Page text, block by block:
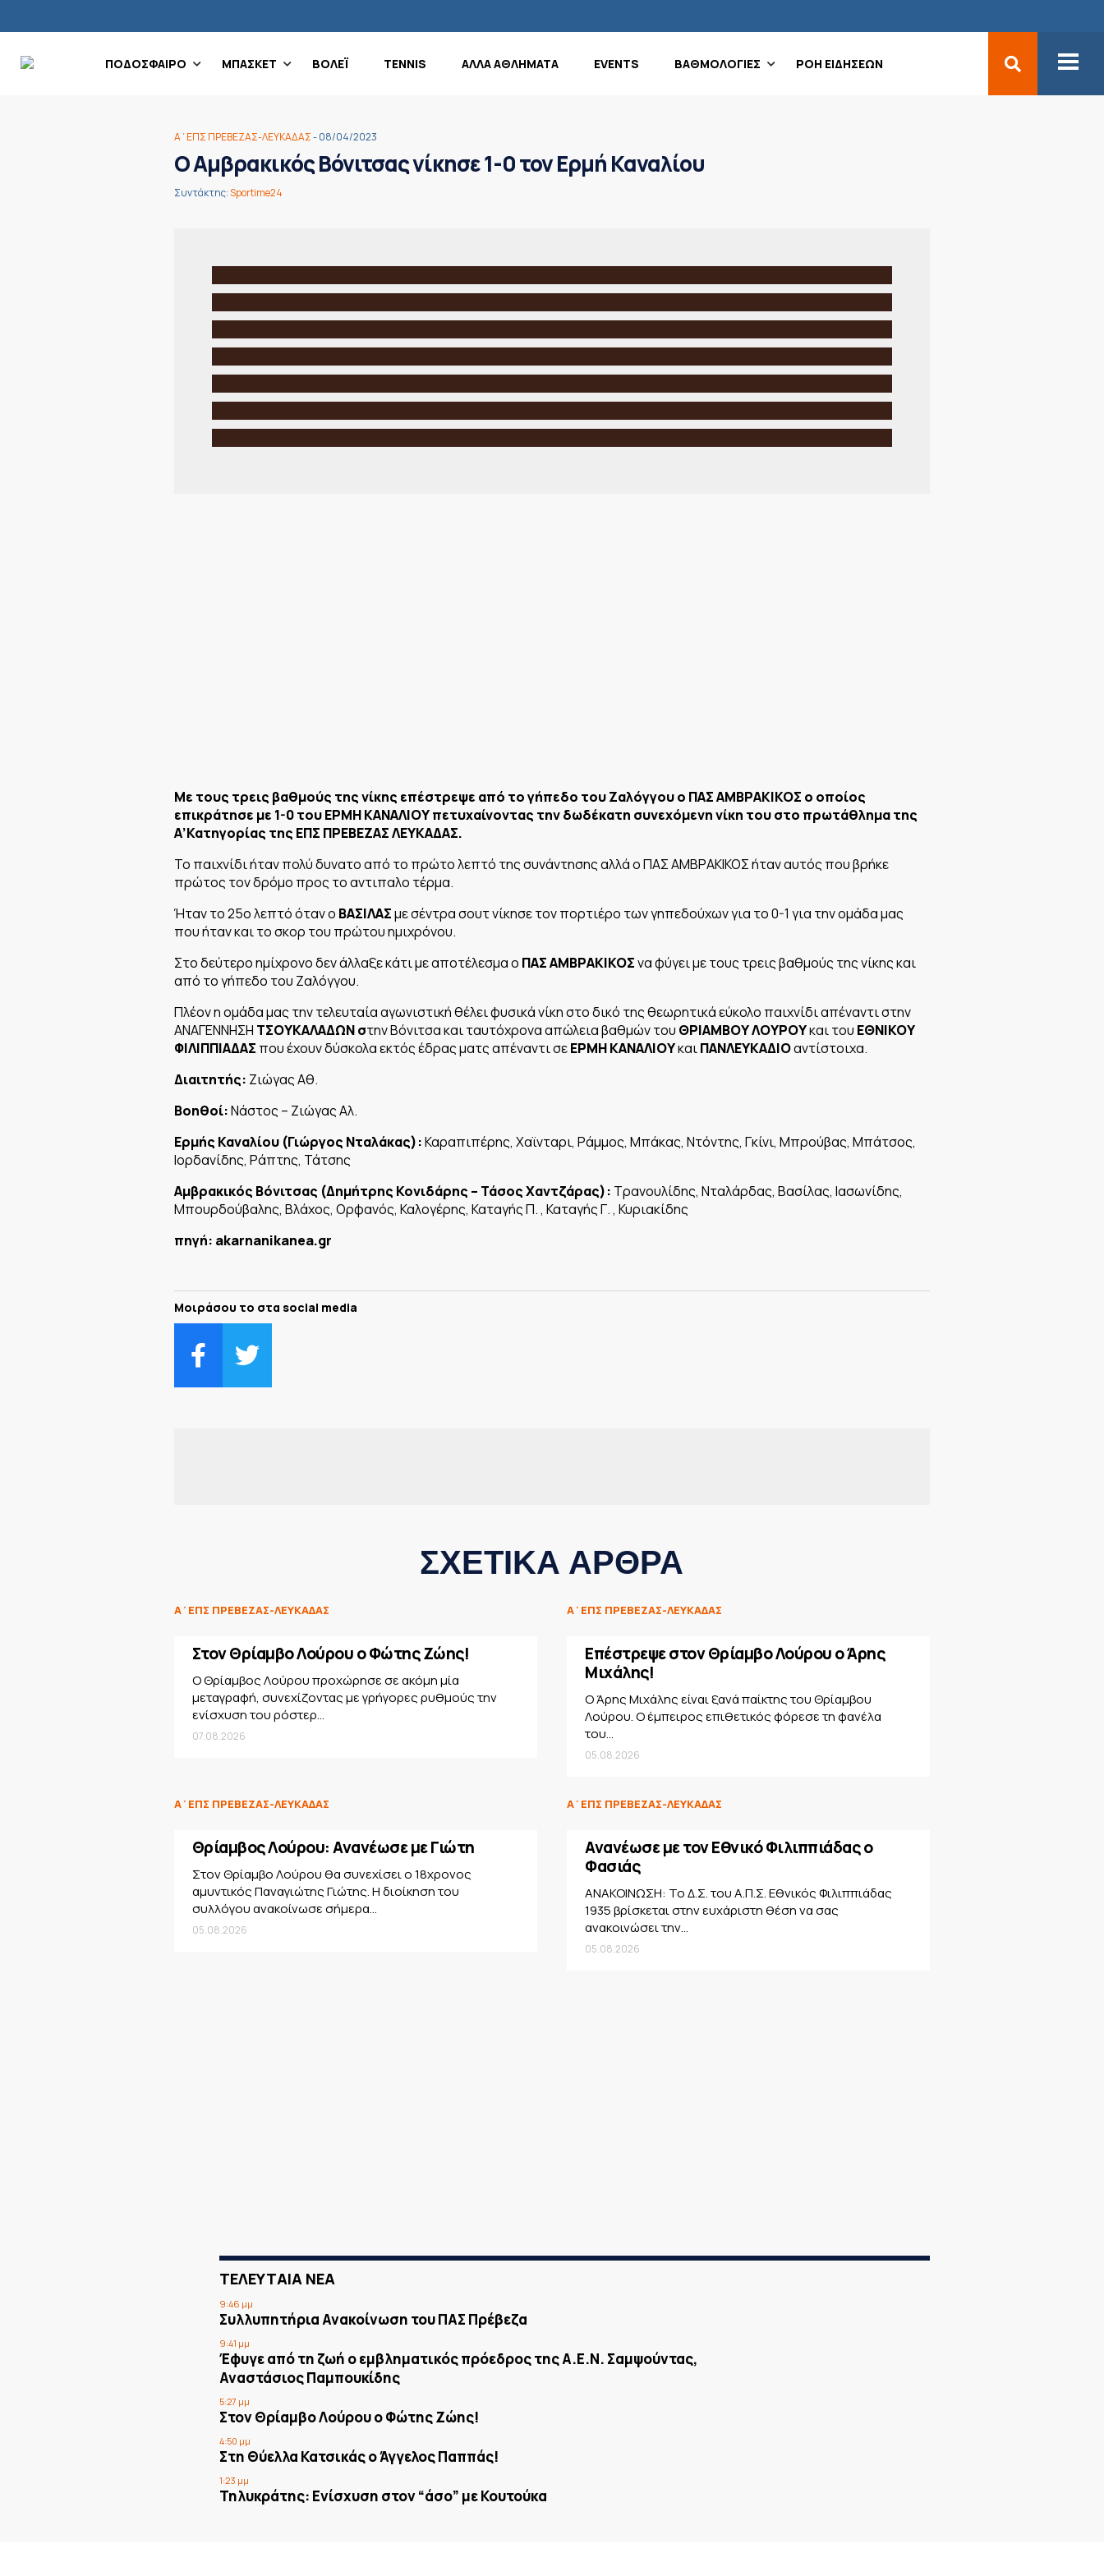
ΠΟΔΟΣΦΑΙΡΟ ΜΠΑΣΚΕΤ ΒΟΛΕΪ TENNIS ΑΛΛΑ ΑΘΛΗΜΑΤΑ EVENTS ΒΑΘΜΟΛΟΓΙΕΣ ΡΟΗ ΕΙΔΗΣΕΩΝ
Α΄ΕΠΣ ΠΡΕΒΕΖΑΣ-ΛΕΥΚΑΔΑΣ- 08/04/2023
Ο Αμβρακικός Βόνιτσας νίκησε 1-0 τον Ερμή Καναλίου
Συντάκτης:Sportime24
Με τους τρεις βαθμούς της νίκης επέστρεψε από το γήπεδο του Ζαλόγγου ο ΠΑΣ ΑΜΒΡΑΚΙΚΟΣ ο οποίος
επικράτησε με 1-0 του ΕΡΜΗ ΚΑΝΑΛΙΟΥ πετυχαίνοντας την δωδέκατη συνεχόμενη νίκη του στο πρωτάθλημα της
Α’Κατηγορίας της ΕΠΣ ΠΡΕΒΕΖΑΣ ΛΕΥΚΑΔΑΣ.
Το παιχνίδι ήταν πολύ δυνατο από το πρώτο λεπτό της συνάντησης αλλά ο ΠΑΣ ΑΜΒΡΑΚΙΚΟΣ ήταν αυτός που βρήκε
πρώτος τον δρόμο προς το αντιπαλο τέρμα.
Ήταν το 25ο λεπτό όταν ο ΒΑΣΙΛΑΣμε σέντρα σουτ νίκησε τον πορτιέρο των γηπεδούχων για το 0-1 για την ομάδα μας
που ήταν και το σκορ του πρώτου ημιχρόνου.
Στο δεύτερο ημίχρονο δεν άλλαξε κάτι με αποτέλεσμα ο ΠΑΣ ΑΜΒΡΑΚΙΚΟΣνα φύγει με τους τρεις βαθμούς της νίκης και
από το γήπεδο του Ζαλόγγου.
Πλέον η ομάδα μας την τελευταία αγωνιστική θέλει φυσικά νίκη στο δικό της θεωρητικά εύκολο παιχνίδι απέναντι στην
ΑΝΑΓΕΝΝΗΣΗ ΤΣΟΥΚΑΛΑΔΩΝ στην Βόνιτσα και ταυτόχρονα απώλεια βαθμών του ΘΡΙΑΜΒΟΥ ΛΟΥΡΟΥκαι του ΕΘΝΙΚΟΥ
ΦΙΛΙΠΠΙΑΔΑΣ που έχουν δύσκολα εκτός έδρας ματς απέναντι σεΕΡΜΗ ΚΑΝΑΛΙΟΥκαιΠΑΝΛΕΥΚΑΔΙΟαντίστοιχα.
Διαιτητής: Ζιώγας Αθ.
Βοηθοί:Νάστος – Ζιώγας Αλ.
Ερμής Καναλίου (Γιώργος Νταλάκας):Καραπιπέρης, Χαϊνταρι, Ράμμος, Μπάκας, Ντόντης, Γκίνι, Μπρούβας, Μπάτσος,
Ιορδανίδης, Ράπτης, Τάτσης
Αμβρακικός Βόνιτσας (Δημήτρης Κονιδάρης – Τάσος Χαντζάρας): Τρανουλίδης, Νταλάρδας, Βασίλας, Ιασωνίδης,
Μπουρδούβαλης, Βλάχος, Ορφανός, Καλογέρης, Καταγής Π. , Καταγής Γ. , Κυριακίδης
πηγή: akarnanikanea.gr
Μοιράσου το στα social media
ΣΧΕΤΙΚΑ ΑΡΘΡΑ
Α΄ΕΠΣ ΠΡΕΒΕΖΑΣ-ΛΕΥΚΑΔΑΣ
Στον Θρίαμβο Λούρου ο Φώτης Ζώης!
Ο Θρίαμβος Λούρου προχώρησε σε ακόμη μία
μεταγραφή, συνεχίζοντας με γρήγορες ρυθμούς την
ενίσχυση του ρόστερ...
07.08.2026
Α΄ΕΠΣ ΠΡΕΒΕΖΑΣ-ΛΕΥΚΑΔΑΣ
Επέστρεψε στον Θρίαμβο Λούρου ο Άρης
Μιχάλης!
Ο Άρης Μιχάλης είναι ξανά παίκτης του Θρίαμβου
Λούρου. Ο έμπειρος επιθετικός φόρεσε τη φανέλα
του...
05.08.2026
Α΄ΕΠΣ ΠΡΕΒΕΖΑΣ-ΛΕΥΚΑΔΑΣ
Θρίαμβος Λούρου: Ανανέωσε με Γιώτη
Στον Θρίαμβο Λούρου θα συνεχίσει ο 18χρονος
αμυντικός Παναγιώτης Γιώτης. Η διοίκηση του
συλλόγου ανακοίνωσε σήμερα...
05.08.2026
Α΄ΕΠΣ ΠΡΕΒΕΖΑΣ-ΛΕΥΚΑΔΑΣ
Ανανέωσε με τον Εθνικό Φιλιππιάδας ο
Φασιάς
ΑΝΑΚΟΙΝΩΣΗ: Το Δ.Σ. του Α.Π.Σ. Εθνικός Φιλιππιάδας
1935 βρίσκεται στην ευχάριστη θέση να σας
ανακοινώσει την...
05.08.2026
ΤΕΛΕΥΤΑΙΑ ΝΕΑ
9:46 μμ
Συλλυπητήρια Ανακοίνωση του ΠΑΣ Πρέβεζα
9:41 μμ
Έφυγε από τη ζωή ο εμβληματικός πρόεδρος της Α.Ε.Ν. Σαμψούντας,
Αναστάσιος Παμπουκίδης
5:27 μμ
Στον Θρίαμβο Λούρου ο Φώτης Ζώης!
4:50 μμ
Στη Θύελλα Κατσικάς ο Άγγελος Παππάς!
1:23 μμ
Τηλυκράτης: Ενίσχυση στον “άσο” με Κουτούκα